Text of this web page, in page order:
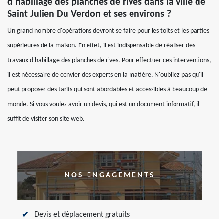
d'habillage des planches de rives dans la ville de
Saint Julien Du Verdon et ses environs ?
Un grand nombre d'opérations devront se faire pour les toits et les parties
supérieures de la maison. En effet, il est indispensable de réaliser des
travaux d'habillage des planches de rives. Pour effectuer ces interventions,
il est nécessaire de convier des experts en la matière. N'oubliez pas qu'il
peut proposer des tarifs qui sont abordables et accessibles à beaucoup de
monde. Si vous voulez avoir un devis, qui est un document informatif, il
suffit de visiter son site web.
NOS ENGAGEMENTS
Devis et déplacement gratuits